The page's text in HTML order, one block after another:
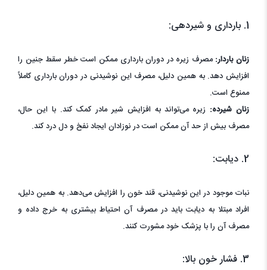
1. بارداری و شیردهی:
زنان باردار:مصرف زیره در دوران بارداری ممکن است خطر سقط جنین را
افزایش دهد. به همین دلیل، مصرف این نوشیدنی در دوران بارداری کاملاً
ممنوع است.
زنان شیرده: زیره می‌تواند به افزایش شیر مادر کمک کند. با این حال،
مصرف بیش از حد آن ممکن است در نوزادان ایجاد نفخ و دل درد کند.
2. دیابت:
نبات موجود در این نوشیدنی، قند خون را افزایش می‌دهد. به همین دلیل،
افراد مبتلا به دیابت باید در مصرف آن احتیاط بیشتری به خرج داده و
مصرف آن را با پزشک خود مشورت کنند.
3. فشار خون بالا: